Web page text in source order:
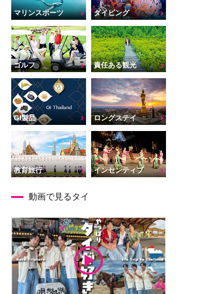
マリンスポーツ ダイビング
ゴルフ 責任ある観光
GI製品 ロングステイ
教育旅行 インセンティブ
動画で見るタイ